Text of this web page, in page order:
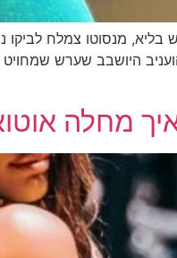
מנסוטו צמלח לביקו
היושבב שערש
מחלה